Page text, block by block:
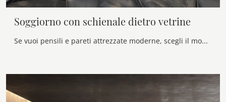
Soggiorno con schienale dietro vetrine
Se vuoi pensili e pareti attrezzate moderne, scegli il modello Soggiorno con schienale dietro vetrine di Voltan: clicca e ottieni informazioni!